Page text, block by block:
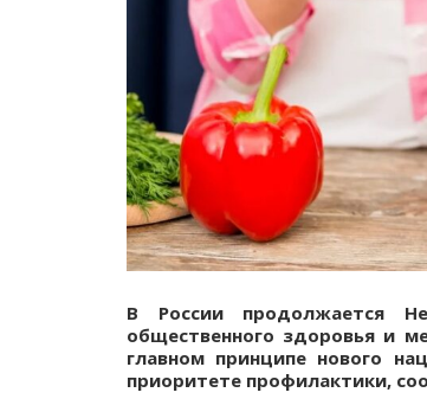
В России продолжается
общественного здоровья и
главном принципе нового
приоритете профилактики,